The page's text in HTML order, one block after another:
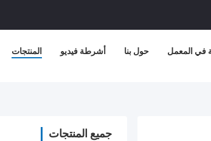
المنتجات أشرطة فيديو حول بنا في المعمل
جميع المنتجات